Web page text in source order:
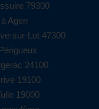
79300
Agen
sur-Lot 47300
24100
19100
19000